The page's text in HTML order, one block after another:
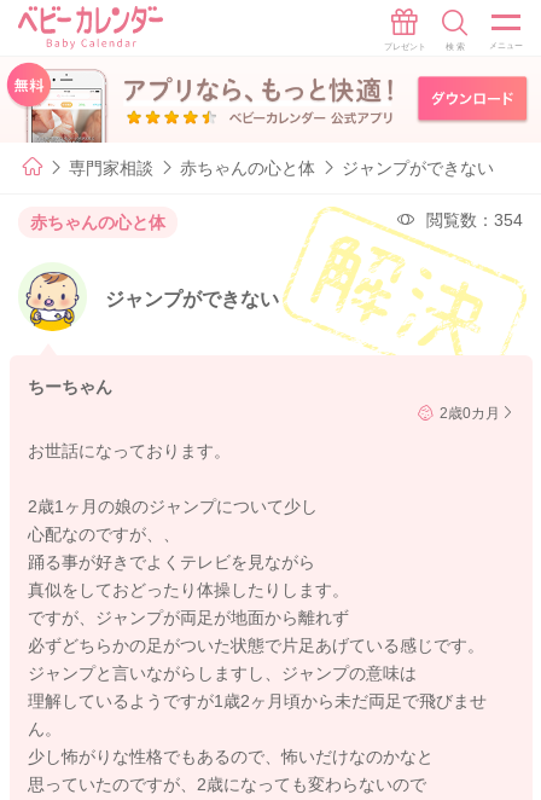
専門家相談 赤ちゃんの心と体 ジャンプができない
赤ちゃんの心と体 閲覧数：354
ジャンプができない
ちーちゃん
2歳0カ月
お世話になっております。
2歳1ヶ月の娘のジャンプについて少し
心配なのですが、、
踊る事が好きでよくテレビを見ながら
真似をしておどったり体操したりします。
ですが、ジャンプが両足が地面から離れず
必ずどちらかの足がついた状態で片足あげている感じです。
ジャンプと言いながらしますし、ジャンプの意味は
理解しているようですが1歳2ヶ月頃から未だ両足で飛びませ
ん。
少し怖がりな性格でもあるので、怖いだけなのかなと
思っていたのですが、2歳になっても変わらないので